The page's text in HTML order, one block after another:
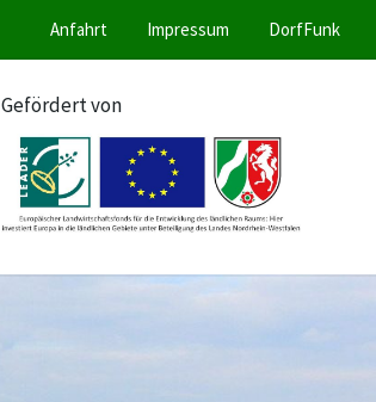
Anfahrt Impressum DorfFunk
Gefördert von